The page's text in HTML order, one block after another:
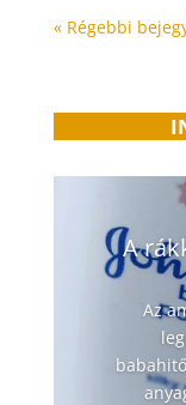
« Régebbi
A
Az